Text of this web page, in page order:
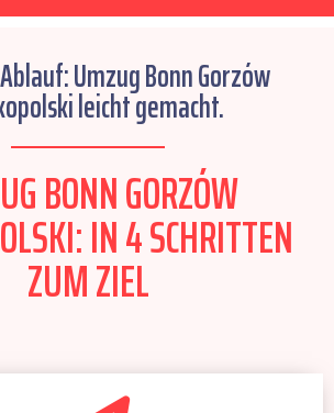
Umzug Bonn Gorzów
leicht gemacht.
BONN GORZÓW
IN 4 SCHRITTEN
ZUM ZIEL